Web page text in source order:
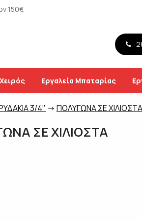
150€
Εργαλεία Μπαταρίας
3/4" -> ΠΟΛΥΓΩΝΑ ΣΕ ΧΙΛΙΟΣΤΑ
ΣΕ ΧΙΛΙΟΣΤΑ